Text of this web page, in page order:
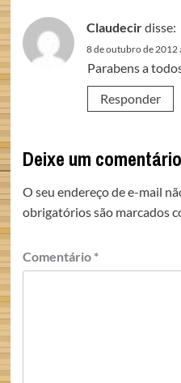
Claudecirdisse:
8 de outubro de 2012
Parabens a
Responder
Deixe um comentário
O seu endereço de e-mail
obrigatórios são marcados
Comentário *